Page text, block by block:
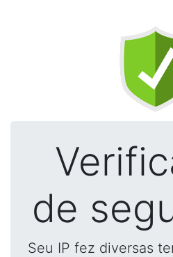
de
Seu IP fez diversas